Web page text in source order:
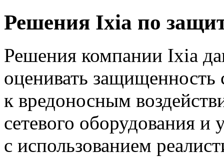
Решения Ixia по
Решения компании Ixia
оценивать защищенность
к вредоносным
сетевого оборудования и
с использованием